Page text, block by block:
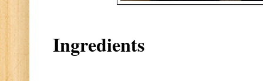
Ingredients